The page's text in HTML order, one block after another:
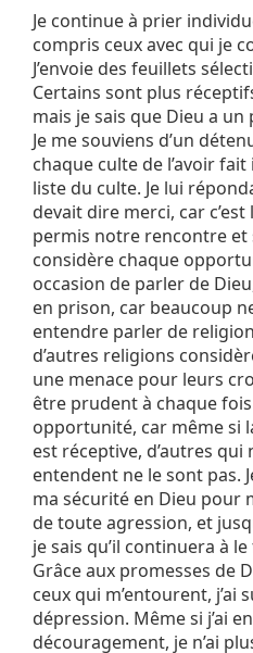
Je continue à prier
compris ceux avec qui je
J’envoie des feuillets
Certains sont plus
mais je sais que Dieu a un
Je me souviens d’un
chaque culte de l’avoir
liste du culte. Je lui
devait dire merci, car
permis notre rencontre et
considère chaque
occasion de parler de
en prison, car beaucoup
entendre parler de
d’autres religions
une menace pour leurs
être prudent à chaque
opportunité, car même si
est réceptive, d’autres qui
entendent ne le sont pas.
ma sécurité en Dieu pour
de toute agression, et
je sais qu’il continuera à
Grâce aux promesses de
ceux qui m’entourent, j’ai
dépression. Même si j’ai
découragement, je n’ai